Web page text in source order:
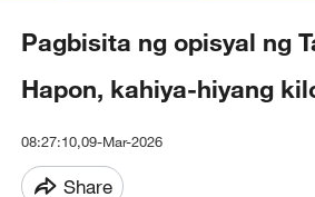
Pagbisita ng opisyal ng
Hapon, kahiya-hiyang
08:27:10,09-Mar-2026
Share